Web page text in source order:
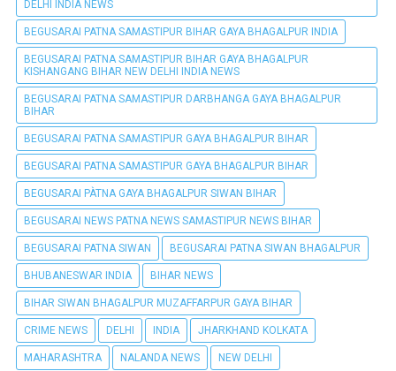
DELHI INDIA NEWS
BEGUSARAI PATNA SAMASTIPUR BIHAR GAYA BHAGALPUR INDIA
BEGUSARAI PATNA SAMASTIPUR BIHAR GAYA BHAGALPUR
KISHANGANG BIHAR NEW DELHI INDIA NEWS
BEGUSARAI PATNA SAMASTIPUR DARBHANGA GAYA BHAGALPUR
BIHAR
BEGUSARAI PATNA SAMASTIPUR GAYA BHAGALPUR BIHAR
BEGUSARAI PATNA SAMASTIPUR GAYA BHAGALPUR BIHAR
BEGUSARAI PÀTNA GAYA BHAGALPUR SIWAN BIHAR
BEGUSARAI NEWS PATNA NEWS SAMASTIPUR NEWS BIHAR
BEGUSARAI PATNA SIWAN BEGUSARAI PATNA SIWAN BHAGALPUR
BHUBANESWAR INDIA BIHAR NEWS
BIHAR SIWAN BHAGALPUR MUZAFFARPUR GAYA BIHAR
CRIME NEWS DELHI INDIA JHARKHAND KOLKATA
MAHARASHTRA NALANDA NEWS NEW DELHI